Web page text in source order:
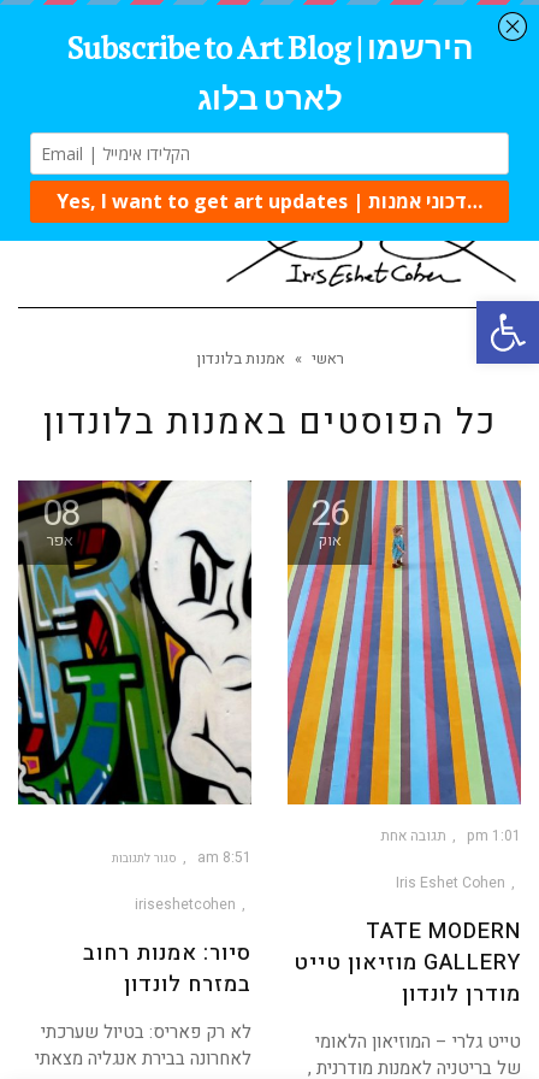
פתח סרגל נגישות
ראשי » אמנות בלונדון
כל הפוסטים באמנות בלונדון
26
אוק
1:01 pm תגובה אחת
Iris Eshet Cohen
TATE MODERN
GALLERY מוזיאון טייט
מודרן לונדון
טייט גלרי – המוזיאון הלאומי
של בריטניה לאמנות מודרנית ,
08
אפר
8:51 am סגור לתגובות
iriseshetcohen
סיור: אמנות רחוב
במזרח לונדון
לא רק פאריס: בטיול שערכתי
לאחרונה בבירת אנגליה מצאתי